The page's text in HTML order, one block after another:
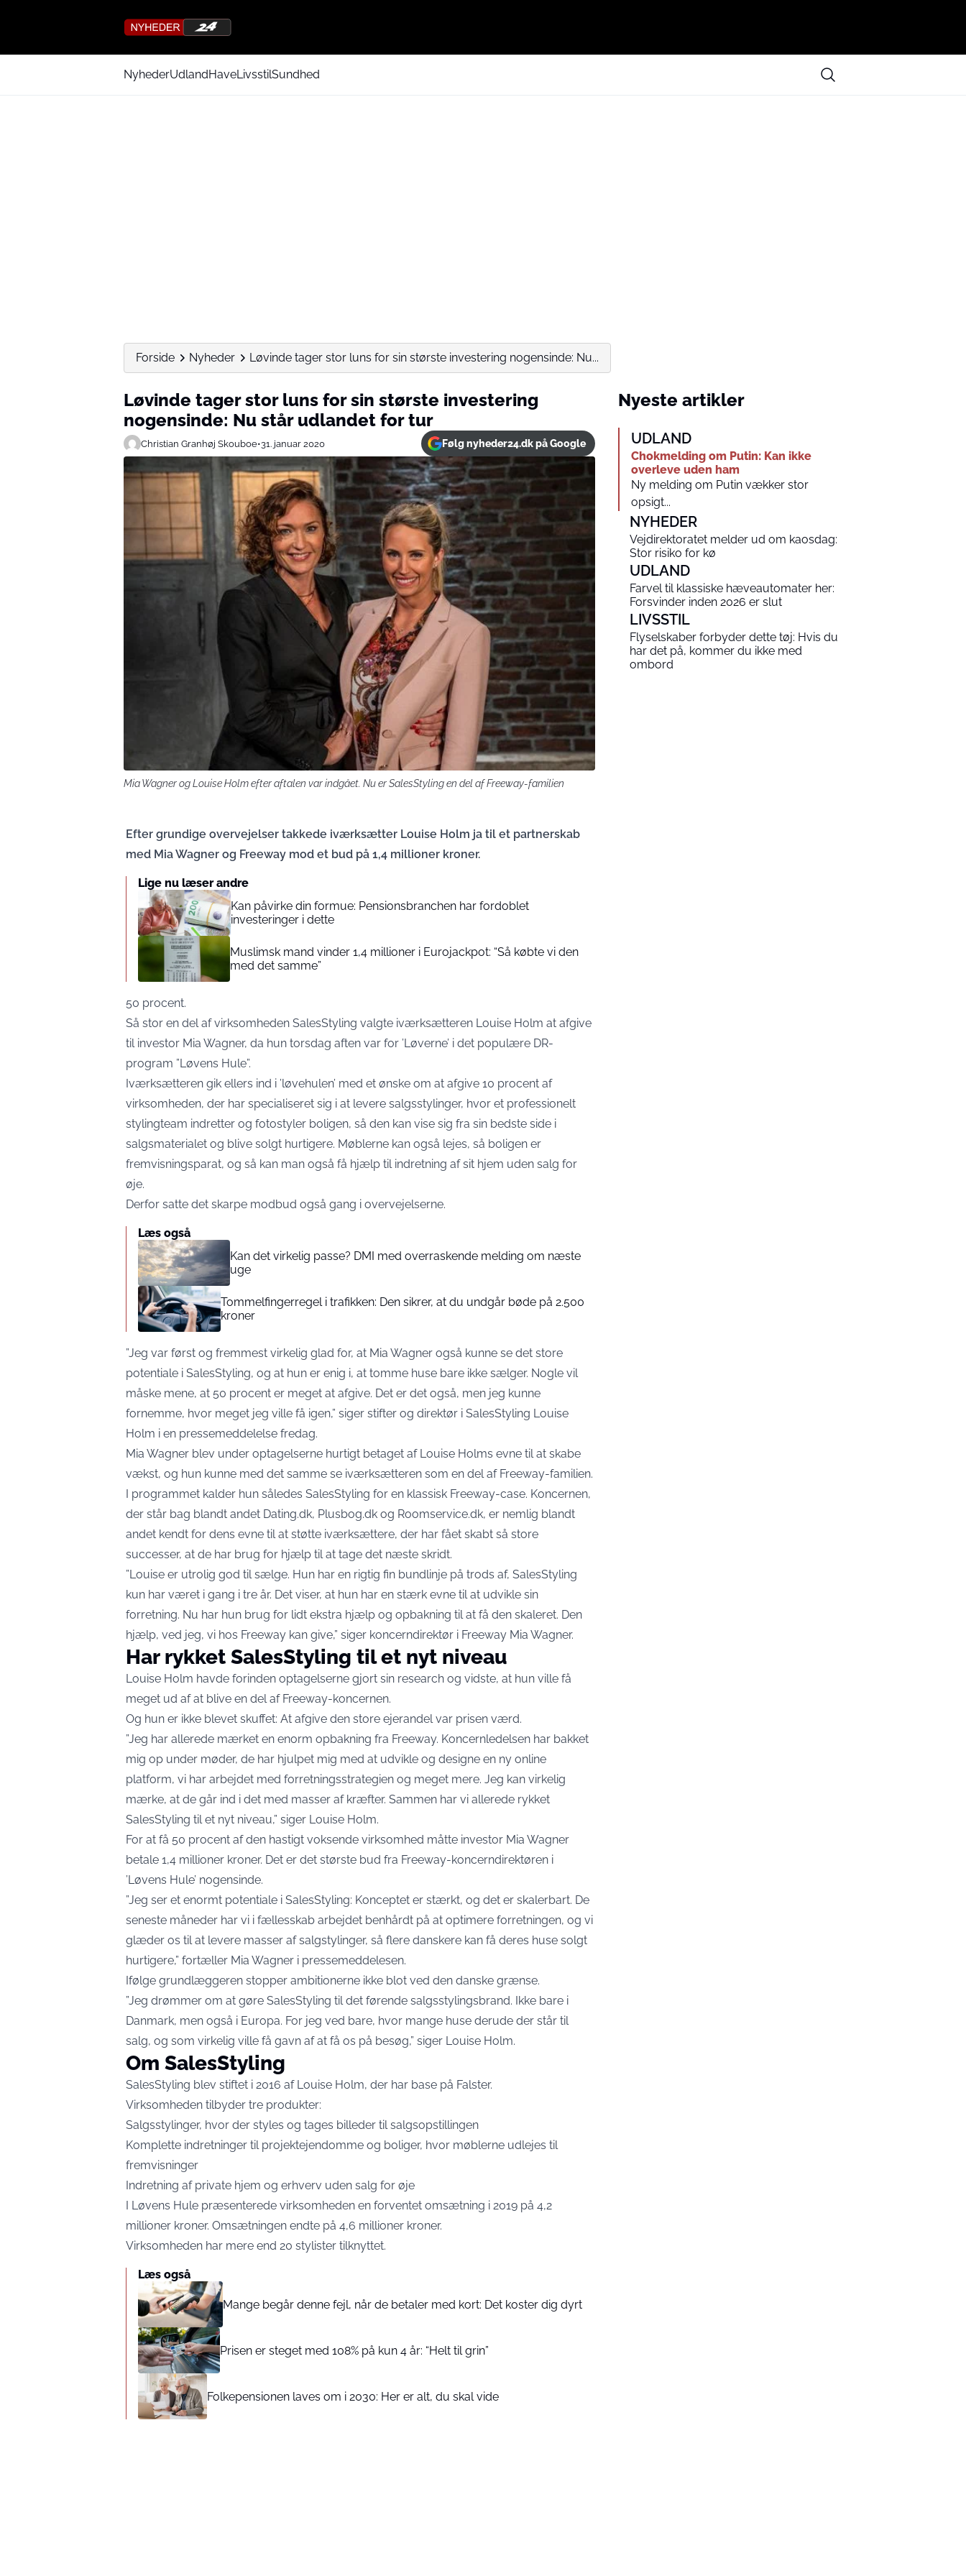
NyhederUdlandHaveLivsstilSundhed
Forside Nyheder Løvinde tager stor luns for sin største investering nogensinde: Nu...
Løvinde tager stor luns for sin største investering
nogensinde: Nu står udlandet for tur
Christian Granhøj Skouboe•31. januar 2020 Følg nyheder24.dk på Google
Mia Wagner og Louise Holm efter aftalen var indgået. Nu er SalesStyling en del af Freeway-familien
Efter grundige overvejelser takkede iværksætter Louise Holm ja til et partnerskab
med Mia Wagner og Freeway mod et bud på 1,4 millioner kroner.
Lige nu læser andre
Kan påvirke din formue: Pensionsbranchen har fordoblet
investeringer i dette
Muslimsk mand vinder 1,4 millioner i Eurojackpot: “Så købte vi den
med det samme”
50 procent.
Så stor en del af virksomheden SalesStyling valgte iværksætteren Louise Holm at afgive
til investor Mia Wagner, da hun torsdag aften var for ’Løverne’ i det populære DR-
program ”Løvens Hule”.
Iværksætteren gik ellers ind i ’løvehulen’ med et ønske om at afgive 10 procent af
virksomheden, der har specialiseret sig i at levere salgsstylinger, hvor et professionelt
stylingteam indretter og fotostyler boligen, så den kan vise sig fra sin bedste side i
salgsmaterialet og blive solgt hurtigere. Møblerne kan også lejes, så boligen er
fremvisningsparat, og så kan man også få hjælp til indretning af sit hjem uden salg for
øje.
Derfor satte det skarpe modbud også gang i overvejelserne.
Læs også
Kan det virkelig passe? DMI med overraskende melding om næste
uge
Tommelfingerregel i trafikken: Den sikrer, at du undgår bøde på 2.500
kroner
”Jeg var først og fremmest virkelig glad for, at Mia Wagner også kunne se det store
potentiale i SalesStyling, og at hun er enig i, at tomme huse bare ikke sælger. Nogle vil
måske mene, at 50 procent er meget at afgive. Det er det også, men jeg kunne
fornemme, hvor meget jeg ville få igen,” siger stifter og direktør i SalesStyling Louise
Holm i en pressemeddelelse fredag.
Mia Wagner blev under optagelserne hurtigt betaget af Louise Holms evne til at skabe
vækst, og hun kunne med det samme se iværksætteren som en del af Freeway-familien.
I programmet kalder hun således SalesStyling for en klassisk Freeway-case. Koncernen,
der står bag blandt andet Dating.dk, Plusbog.dk og Roomservice.dk, er nemlig blandt
andet kendt for dens evne til at støtte iværksættere, der har fået skabt så store
successer, at de har brug for hjælp til at tage det næste skridt.
”Louise er utrolig god til sælge. Hun har en rigtig fin bundlinje på trods af, SalesStyling
kun har været i gang i tre år. Det viser, at hun har en stærk evne til at udvikle sin
forretning. Nu har hun brug for lidt ekstra hjælp og opbakning til at få den skaleret. Den
hjælp, ved jeg, vi hos Freeway kan give,” siger koncerndirektør i Freeway Mia Wagner.
Har rykket SalesStyling til et nyt niveau
Louise Holm havde forinden optagelserne gjort sin research og vidste, at hun ville få
meget ud af at blive en del af Freeway-koncernen.
Og hun er ikke blevet skuffet: At afgive den store ejerandel var prisen værd.
”Jeg har allerede mærket en enorm opbakning fra Freeway. Koncernledelsen har bakket
mig op under møder, de har hjulpet mig med at udvikle og designe en ny online
platform, vi har arbejdet med forretningsstrategien og meget mere. Jeg kan virkelig
mærke, at de går ind i det med masser af kræfter. Sammen har vi allerede rykket
SalesStyling til et nyt niveau,” siger Louise Holm.
For at få 50 procent af den hastigt voksende virksomhed måtte investor Mia Wagner
betale 1,4 millioner kroner. Det er det største bud fra Freeway-koncerndirektøren i
’Løvens Hule’ nogensinde.
”Jeg ser et enormt potentiale i SalesStyling: Konceptet er stærkt, og det er skalerbart. De
seneste måneder har vi i fællesskab arbejdet benhårdt på at optimere forretningen, og vi
glæder os til at levere masser af salgstylinger, så flere danskere kan få deres huse solgt
hurtigere,” fortæller Mia Wagner i pressemeddelesen.
Ifølge grundlæggeren stopper ambitionerne ikke blot ved den danske grænse.
”Jeg drømmer om at gøre SalesStyling til det førende salgsstylingsbrand. Ikke bare i
Danmark, men også i Europa. For jeg ved bare, hvor mange huse derude der står til
salg, og som virkelig ville få gavn af at få os på besøg,” siger Louise Holm.
Om SalesStyling
SalesStyling blev stiftet i 2016 af Louise Holm, der har base på Falster.
Virksomheden tilbyder tre produkter:
Salgsstylinger, hvor der styles og tages billeder til salgsopstillingen
Komplette indretninger til projektejendomme og boliger, hvor møblerne udlejes til
fremvisninger
Indretning af private hjem og erhverv uden salg for øje
I Løvens Hule præsenterede virksomheden en forventet omsætning i 2019 på 4,2
millioner kroner. Omsætningen endte på 4,6 millioner kroner.
Virksomheden har mere end 20 stylister tilknyttet.
Læs også
Mange begår denne fejl, når de betaler med kort: Det koster dig dyrt
Prisen er steget med 108% på kun 4 år: “Helt til grin”
Folkepensionen laves om i 2030: Her er alt, du skal vide
Nyeste artikler
UDLAND
Chokmelding om Putin: Kan ikke
overleve uden ham
Ny melding om Putin vækker stor
opsigt...
NYHEDER
Vejdirektoratet melder ud om kaosdag:
Stor risiko for kø
UDLAND
Farvel til klassiske hæveautomater her:
Forsvinder inden 2026 er slut
LIVSSTIL
Flyselskaber forbyder dette tøj: Hvis du
har det på, kommer du ikke med
ombord